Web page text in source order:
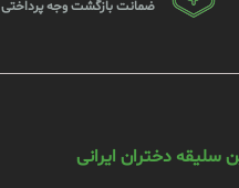
ضمانت بازگشت وجه پرداختی
سلیقه دختران ایرانی